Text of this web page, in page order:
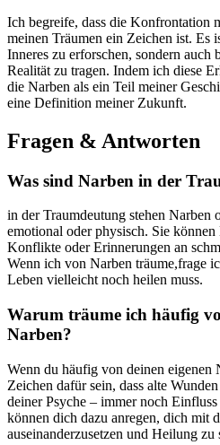
Ich ‌begreife, dass die Konfrontation
meinen Träumen ein Zeichen⁢ ist. Es
Inneres zu ​erforschen, sondern auch
Realität zu tragen. Indem ich ⁣diese
die ​Narben als ein Teil meiner
eine⁣ Definition meiner⁢ Zukunft.
Fragen & Antworten
Was⁢ sind ⁤Narben in ‌der
in der ‍Traumdeutung stehen Narben
emotional oder physisch. Sie
Konflikte oder Erinnerungen an
Wenn ich von ‍Narben träume,frage
Leben vielleicht noch heilen muss.
Warum träume ich ‍häufig
Narben?
Wenn du häufig⁢ von ‌deinen eigenen
Zeichen ​dafür sein,⁤ dass alte⁤
deiner Psyche – immer noch
können dich dazu anregen, ‌dich mit
auseinanderzusetzen und Heilung zu